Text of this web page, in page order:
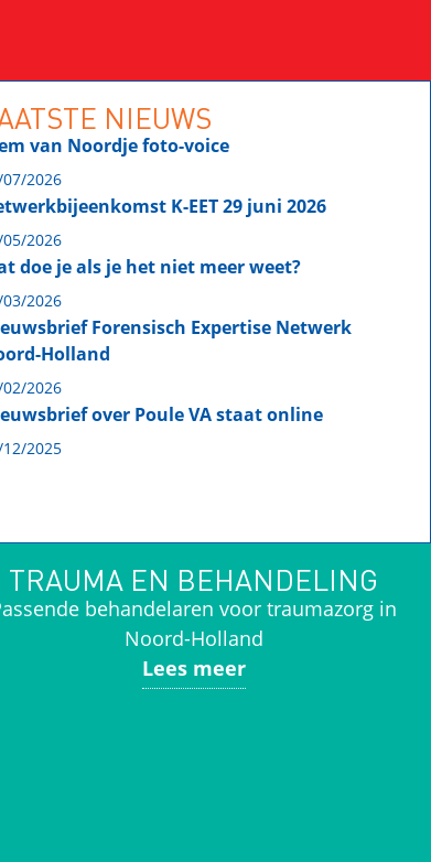
NIEUWS
van Noordje foto-voice
2026
K-EET 29 juni 2026
2026
doe je als je het niet meer weet?
2026
Forensisch Expertise Netwerk
Holland
2026
over Poule VA staat online
2025
TRAUMA EN BEHANDELING
behandelaren voor traumazorg in
Noord-Holland
Lees meer